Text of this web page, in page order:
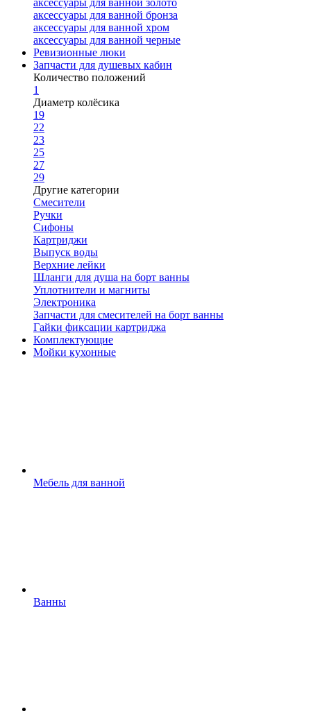
аксессуары для ванной золото
аксессуары для ванной бронза
аксессуары для ванной хром
аксессуары для ванной черные
Ревизионные люки
Запчасти для душевых кабин
Количество положений
1
Диаметр колёсика
19
22
23
25
27
29
Другие категории
Смесители
Ручки
Сифоны
Картриджи
Выпуск воды
Верхние лейки
Шланги для душа на борт ванны
Уплотнители и магниты
Электроника
Запчасти для смесителей на борт ванны
Гайки фиксации картриджа
Комплектующие
Мойки кухонные
Мебель для ванной
Ванны